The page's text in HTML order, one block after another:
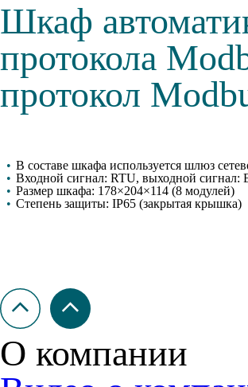
Шкаф
протокола
протокол
• В составе шкафа используется шлюз
• Входной сигнал: RTU, выходной сигнал:
• Размер шкафа: 178×204×114 (8 модулей)
• Степень защиты: IP65 (закрытая крышка)
О компании